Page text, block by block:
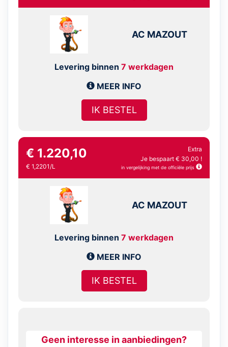
AC MAZOUT
Levering binnen 7 werkdagen
MEER INFO
IK BESTEL
€ 1.220,10
€ 1,2201/L
Extra
Je bespaart € 30,00 !
in vergelijking met de officiële prijs
AC MAZOUT
Levering binnen 7 werkdagen
MEER INFO
IK BESTEL
Geen interesse in aanbiedingen?